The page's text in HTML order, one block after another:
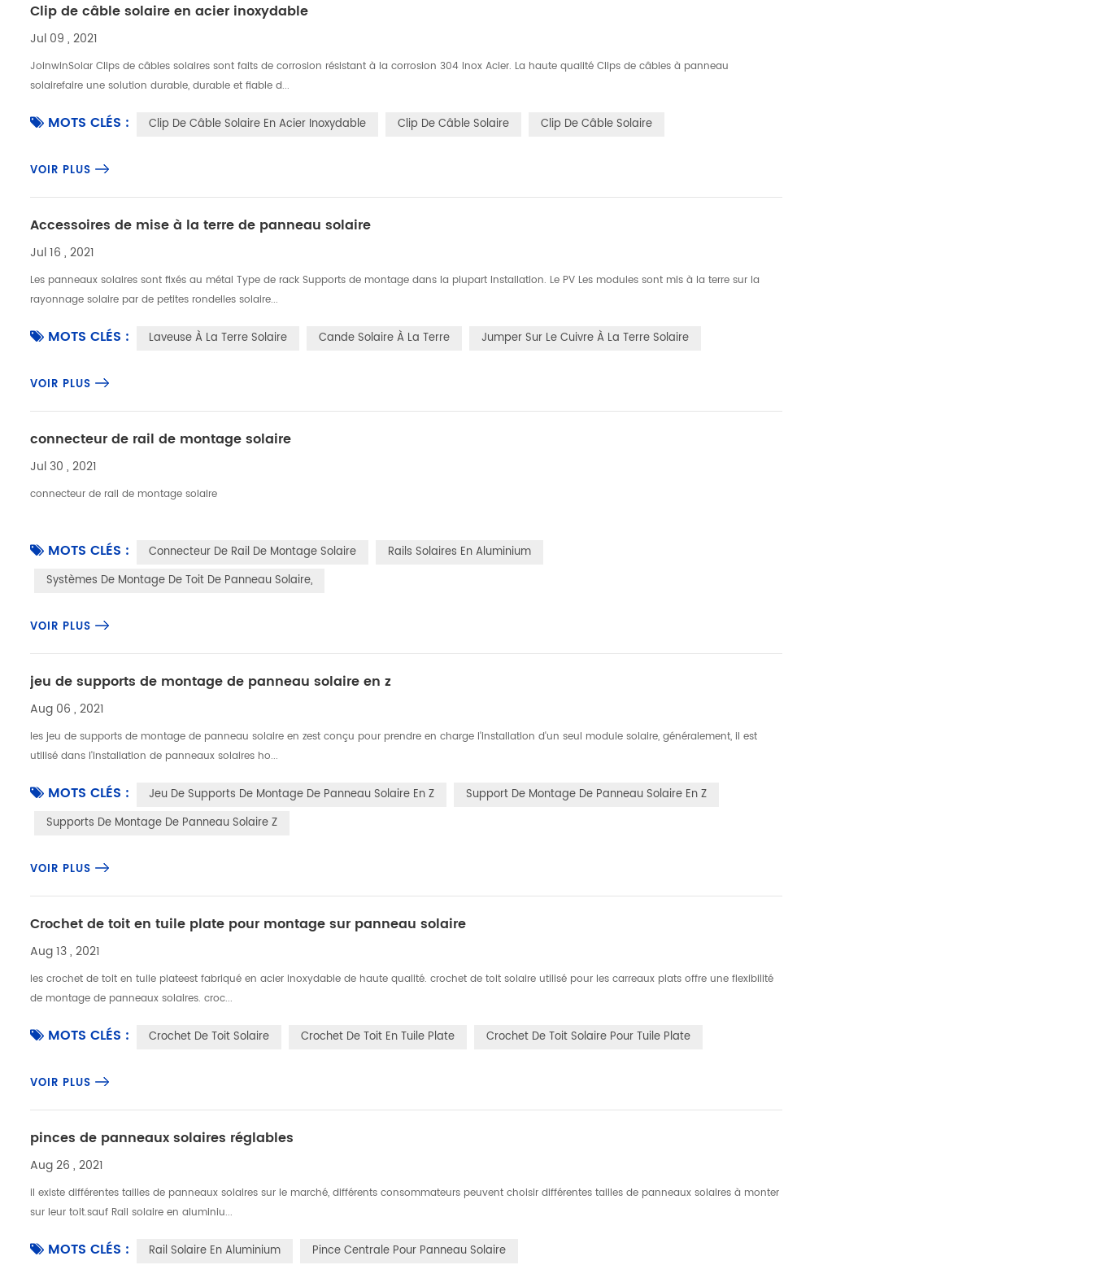
Clip de câble solaire en acier inoxydable
Jul 09 , 2021
JoinwinSolar Clips de câbles solaires sont faits de corrosion résistant à la corrosion 304 Inox Acier. La haute qualité Clips de câbles à panneau
solairefaire une solution durable, durable et fiable d...
MOTS CLÉS : Clip De Câble Solaire En Acier Inoxydable Clip De Câble Solaire Clip De Câble Solaire
VOIR PLUS
Accessoires de mise à la terre de panneau solaire
Jul 16 , 2021
Les panneaux solaires sont fixés au métal Type de rack Supports de montage dans la plupart Installation. Le PV Les modules sont mis à la terre sur la
rayonnage solaire par de petites rondelles solaire...
MOTS CLÉS : Laveuse À La Terre Solaire Cande Solaire À La Terre Jumper Sur Le Cuivre À La Terre Solaire
VOIR PLUS
connecteur de rail de montage solaire
Jul 30 , 2021
connecteur de rail de montage solaire
MOTS CLÉS : Connecteur De Rail De Montage Solaire
Rails Solaires En Aluminium
Systèmes De Montage De Toit De Panneau Solaire,
VOIR PLUS
jeu de supports de montage de panneau solaire en z
Aug 06 , 2021
les jeu de supports de montage de panneau solaire en zest conçu pour prendre en charge l'installation d'un seul module solaire, généralement, il est
utilisé dans l'installation de panneaux solaires ho...
MOTS CLÉS : Jeu De Supports De Montage De Panneau Solaire En Z
Support De Montage De Panneau Solaire En Z
Supports De Montage De Panneau Solaire Z
VOIR PLUS
Crochet de toit en tuile plate pour montage sur panneau solaire
Aug 13 , 2021
les crochet de toit en tuile plateest fabriqué en acier inoxydable de haute qualité. crochet de toit solaire utilisé pour les carreaux plats offre une flexibilité
de montage de panneaux solaires. croc...
MOTS CLÉS : Crochet De Toit Solaire Crochet De Toit En Tuile Plate Crochet De Toit Solaire Pour Tuile Plate
VOIR PLUS
pinces de panneaux solaires réglables
Aug 26 , 2021
il existe différentes tailles de panneaux solaires sur le marché, différents consommateurs peuvent choisir différentes tailles de panneaux solaires à monter
sur leur toit.sauf Rail solaire en aluminiu...
MOTS CLÉS : Rail Solaire En Aluminium Pince Centrale Pour Panneau Solaire